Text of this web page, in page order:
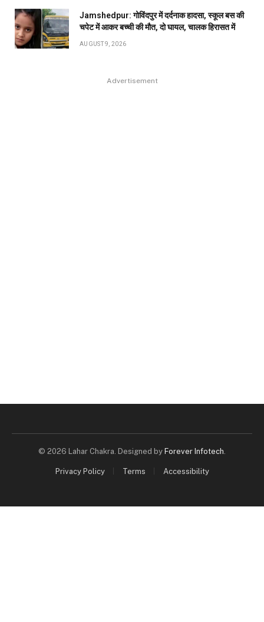
Jamshedpur: गोविंदपुर में दर्दनाक हादसा, स्कूल बस की
चपेट में आकर बच्ची की मौत, दो घायल, चालक हिरासत में
AUGUST 9, 2026
Advertisement
© 2026 Lahar Chakra. Designed by Forever Infotech
Privacy Policy Terms Accessibility